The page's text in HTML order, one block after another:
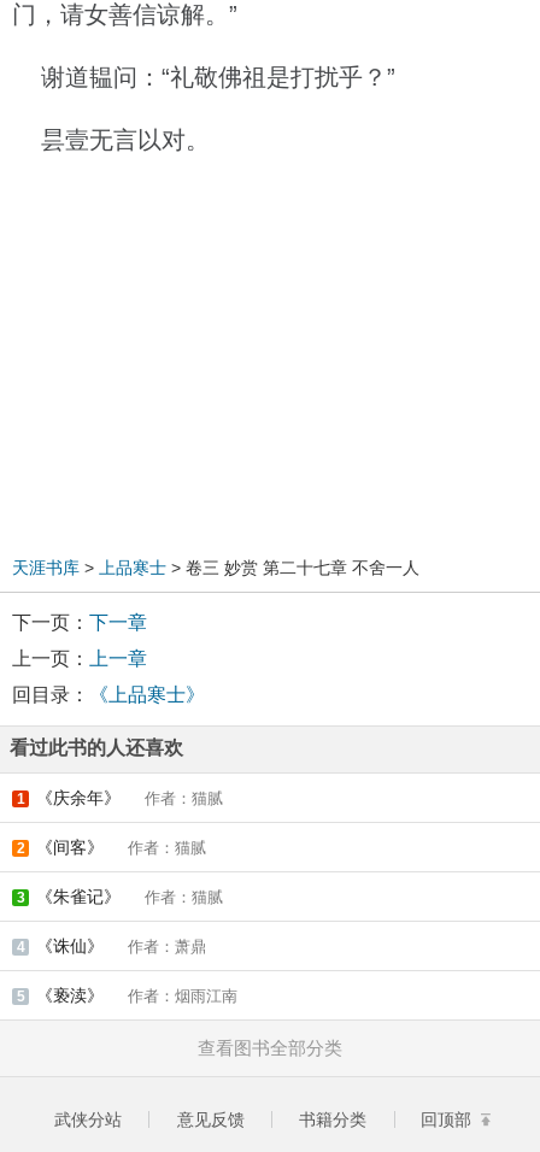
门，请女善信谅解。”
谢道韫问：“礼敬佛祖是打扰乎？”
昙壹无言以对。
天涯书库 > 上品寒士 > 卷三 妙赏 第二十七章 不舍一人
下一页： 下一章
上一页：
上一章
回目录：
《上品寒士》
看过此书的人还喜欢
1 《庆余年》 作者：猫腻
2 《间客》 作者：猫腻
3 《朱雀记》 作者：猫腻
4 《诛仙》 作者：萧鼎
5 《亵渎》 作者：烟雨江南
查看图书全部分类
武侠分站 意见反馈 书籍分类 回顶部